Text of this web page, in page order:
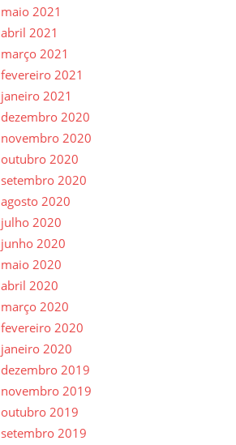
maio 2021
abril 2021
março 2021
fevereiro 2021
janeiro 2021
dezembro 2020
novembro 2020
outubro 2020
setembro 2020
agosto 2020
julho 2020
junho 2020
maio 2020
abril 2020
março 2020
fevereiro 2020
janeiro 2020
dezembro 2019
novembro 2019
outubro 2019
setembro 2019